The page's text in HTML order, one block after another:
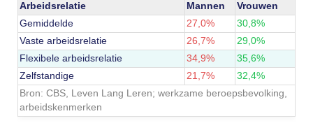
Arbeidsrelatie Mannen
Vrouwen
Gemiddelde
27,0%
30,8%
Vaste arbeidsrelatie
26,7%
29,0%
Flexibele arbeidsrelatie
34,9%
35,6%
Zelfstandige
21,7%
32,4%
Bron: CBS, Leven Lang Leren; werkzame beroepsbevolking,
arbeidskenmerken